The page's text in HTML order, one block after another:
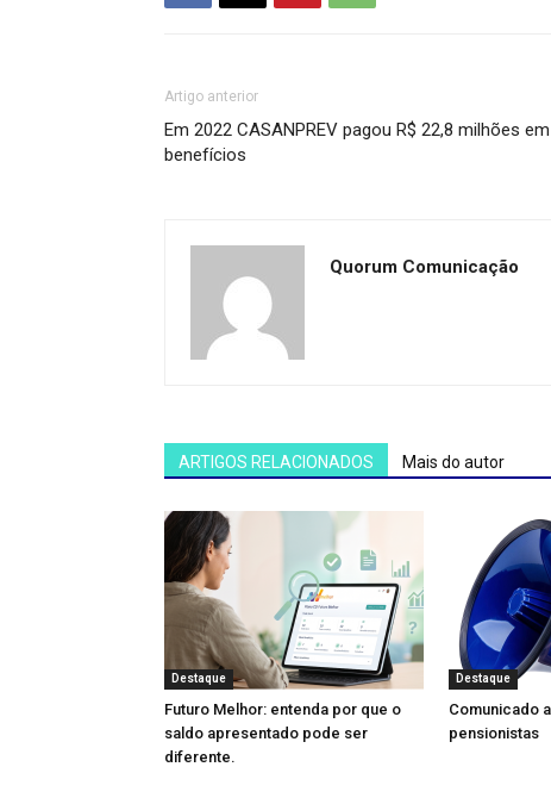
Artigo anterior
Em 2022 CASANPREV pagou R$ 22,8 milhões em
benefícios
Quorum Comunicação
ARTIGOS RELACIONADOS Mais do autor
Destaque
Futuro Melhor: entenda por que o
saldo apresentado pode ser
diferente.
Destaque
Comunicado
pensionistas